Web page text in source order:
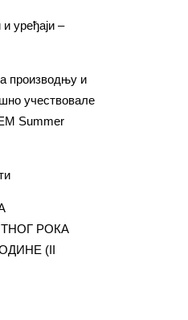
уређаји –
производњу и
учествовале
Summer
РОКА
(II